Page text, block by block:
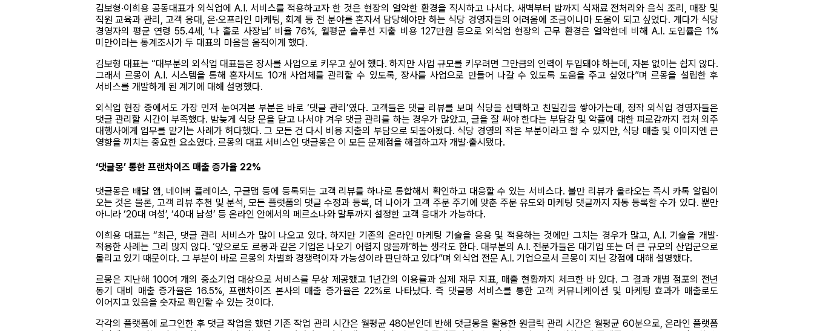
김보형·이희용 공동대표가 외식업에 A.I. 서비스를 적용하고자 한 것은 현장의 열악한 환경을 직시하고 나서다. 새벽부터 밤까지 식재료 전처리와 음식 조리, 매장 및
직원 교육과 관리, 고객 응대, 온·오프라인 마케팅, 회계 등 전 분야를 혼자서 담당해야만 하는 식당 경영자들의 어려움에 조금이나마 도움이 되고 싶었다. 게다가 식당
경영자의 평균 연령 55.4세, ‘나 홀로 사장님’ 비율 76%, 월평균 솔루션 지출 비용 127만원 등으로 외식업 현장의 근무 환경은 열악한데 비해 A.I. 도입률은 1%
미만이라는 통계조사가 두 대표의 마음을 움직이게 했다.
김보형 대표는 “대부분의 외식업 대표들은 장사를 사업으로 키우고 싶어 했다. 하지만 사업 규모를 키우려면 그만큼의 인력이 투입돼야 하는데, 자본 없이는 쉽지 않다.
그래서 르몽이 A.I. 시스템을 통해 혼자서도 10개 사업체를 관리할 수 있도록, 장사를 사업으로 만들어 나갈 수 있도록 도움을 주고 싶었다”며 르몽을 설립한 후
서비스를 개발하게 된 계기에 대해 설명했다.
외식업 현장 중에서도 가장 먼저 눈여겨본 부분은 바로 ‘댓글 관리’였다. 고객들은 댓글 리뷰를 보며 식당을 선택하고 친밀감을 쌓아가는데, 정작 외식업 경영자들은
댓글 관리할 시간이 부족했다. 밤늦게 식당 문을 닫고 나서야 겨우 댓글 관리를 하는 경우가 많았고, 글을 잘 써야 한다는 부담감 및 악플에 대한 피로감까지 겹쳐 외주
대행사에게 업무를 맡기는 사례가 허다했다. 그 모든 건 다시 비용 지출의 부담으로 되돌아왔다. 식당 경영의 작은 부분이라고 할 수 있지만, 식당 매출 및 이미지엔 큰
영향을 끼치는 중요한 요소였다. 르몽의 대표 서비스인 댓글몽은 이 모든 문제점을 해결하고자 개발·출시됐다.
‘댓글몽’ 통한 프랜차이즈 매출 증가율 22%
댓글몽은 배달 앱, 네이버 플레이스, 구글맵 등에 등록되는 고객 리뷰를 하나로 통합해서 확인하고 대응할 수 있는 서비스다. 불만 리뷰가 올라오는 즉시 카톡 알림이
오는 것은 물론, 고객 리뷰 추천 및 분석, 모든 플랫폼의 댓글 수정과 등록, 더 나아가 고객 주문 주기에 맞춘 주문 유도와 마케팅 댓글까지 자동 등록할 수가 있다. 뿐만
아니라 ‘20대 여성’, ‘40대 남성’ 등 온라인 안에서의 페르소나와 말투까지 설정한 고객 응대가 가능하다.
이희용 대표는 “최근, 댓글 관리 서비스가 많이 나오고 있다. 하지만 기존의 온라인 마케팅 기술을 응용 및 적용하는 것에만 그치는 경우가 많고, A.I. 기술을 개발·
적용한 사례는 그리 많지 않다. ‘앞으로도 르몽과 같은 기업은 나오기 어렵지 않을까’하는 생각도 한다. 대부분의 A.I. 전문가들은 대기업 또는 더 큰 규모의 산업군으로
몰리고 있기 때문이다. 그 부분이 바로 르몽의 차별화 경쟁력이자 가능성이라 판단하고 있다”며 외식업 전문 A.I. 기업으로서 르몽이 지닌 강점에 대해 설명했다.
르몽은 지난해 100여 개의 중소기업 대상으로 서비스를 무상 제공했고 1년간의 이용률과 실제 재무 지표, 매출 현황까지 체크한 바 있다. 그 결과 개별 점포의 전년
동기 대비 매출 증가율은 16.5%, 프랜차이즈 본사의 매출 증가율은 22%로 나타났다. 즉 댓글몽 서비스를 통한 고객 커뮤니케이션 및 마케팅 효과가 매출로도
이어지고 있음을 숫자로 확인할 수 있는 것이다.
각각의 플랫폼에 로그인한 후 댓글 작업을 했던 기존 작업 관리 시간은 월평균 480분인데 반해 댓글몽을 활용한 원클릭 관리 시간은 월평균 60분으로, 온라인 플랫폼